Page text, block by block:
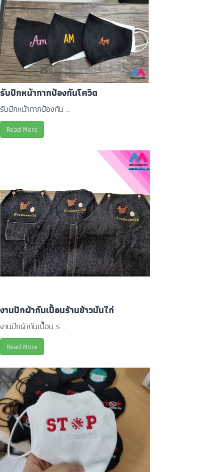
รับปักหน้ากากป้องกันโควิด
รับปักหน้ากากป้องกัน ...
Read More
งานปักผ้ากันเปื้อนร้านข้าวมันไก่
งานปักผ้ากันเปื้อน ร ...
Read More